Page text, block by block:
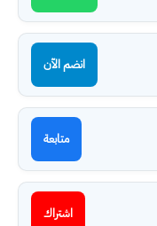
انضم الآن
متابعة
اشتراك